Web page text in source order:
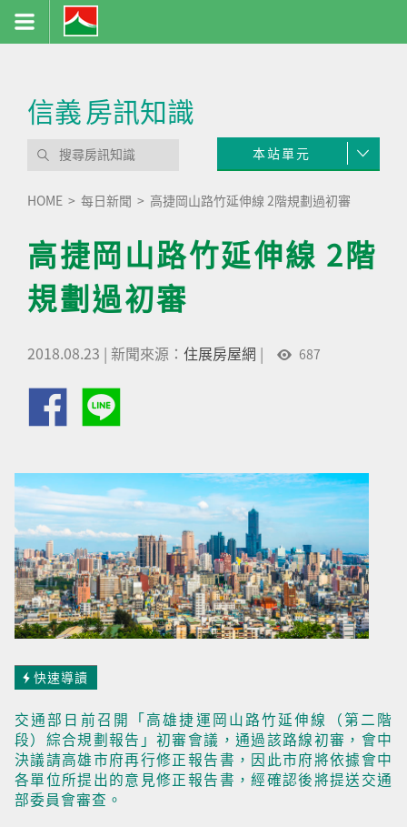
信義房訊知識
本站單元
HOME 每日新聞 高捷岡山路竹延伸線 2階規劃過初審
高捷岡山路竹延伸線 2階
規劃過初審
2018.08.23 | 新聞來源： 住展房屋網 | 687
快速導讀
交通部日前召開「高雄捷運岡山路竹延伸線（第二階
段）綜合規劃報告」初審會議，通過該路線初審，會中
決議請高雄市府再行修正報告書，因此市府將依據會中
各單位所提出的意見修正報告書，經確認後將提送交通
部委員會審查。